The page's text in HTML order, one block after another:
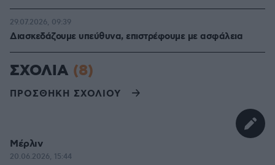
Διασκεδάζουμε υπεύθυνα, επιστρέφουμε με ασφάλεια
29.07.2026, 09:39
ΣΧΟΛΙΑ (8)
ΠΡΟΣΘΗΚΗ ΣΧΟΛΙΟΥ
Μέρλιν
20.06.2026, 15:44